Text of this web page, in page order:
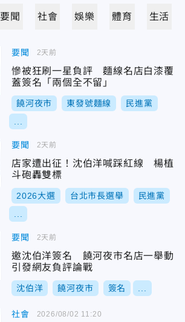
要聞 社會 娛樂 體育 生活
要聞
慘被狂刷一星負評 麵線名店白漆覆
蓋簽名「兩個全不留」
饒河夜市 東發號麵線 民進黨
2天前
要聞
店家遭出征！沈伯洋喊踩紅線 楊植
斗砲轟雙標
2026大選 台北市長選舉 民進黨
2天前
要聞
邀沈伯洋簽名 饒河夜市名店一舉動
引發網友負評論戰
沈伯洋 饒河夜市 簽名
2天前
社會 2026/08/02 11:20